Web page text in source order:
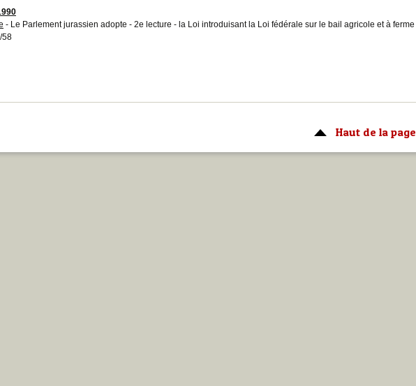
- Le Parlement jurassien adopte - 2e lecture - la Loi introduisant la Loi fédérale sur le bail agricole et à ferme
58
Haut de la page